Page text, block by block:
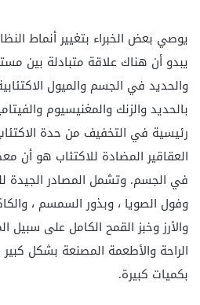
يوصي بعض الخبراء بتغيير أنماط
يبدو أن هناك علاقة متبادلة بين
والحديد في الجسم والميول
بالحديد والزنك والمغنيسيوم
رئيسية في التخفيف من حدة
العقاقير المضادة للاكتئاب هو
في الجسم. وتشمل المصادر الجيدة
وفول الصويا ، وبذور السمسم ،
والأرز وخبز القمح الكامل على سبيل
الراحة والأطعمة المصنعة بشكل كبير
بكميات كبيرة.